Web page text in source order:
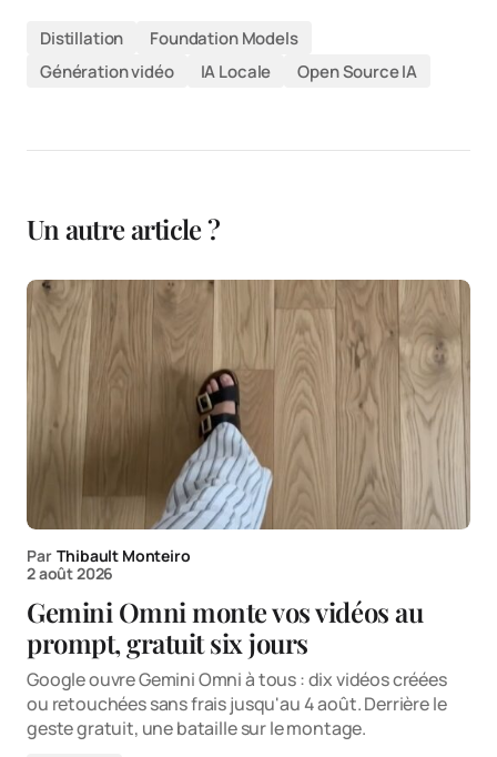
Distillation
Foundation Models
Génération vidéo
IA Locale Open Source IA
Un autre article ?
Par Thibault Monteiro
2 août 2026
Gemini Omni monte vos vidéos au
prompt, gratuit six jours
Google ouvre Gemini Omni à tous : dix vidéos créées
ou retouchées sans frais jusqu'au 4 août. Derrière le
geste gratuit, une bataille sur le montage.